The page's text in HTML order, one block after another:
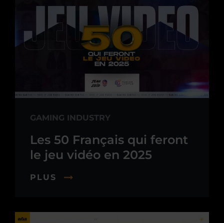
GAMING INDUSTRY
Les 50 Français qui feront
le jeu vidéo en 2025
PLUS